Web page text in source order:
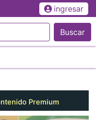
ingresar
Buscar
Premium